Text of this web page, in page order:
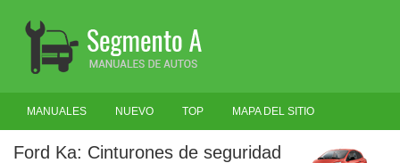
MANUALES NUEVO TOP MAPA DEL SITIO
BUSCAR
Ford Ka: Cinturones de seguridad